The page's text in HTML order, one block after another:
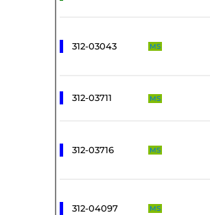
312-03043 MS
312-03711 MS
312-03716 MS
312-04097 MS